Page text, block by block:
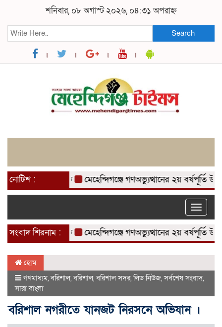
শনিবার, ০৮ অগাস্ট ২০২৬, ০৪:৩১ অপরাহ্ন
Search
নোটিশ :
ব্যবসায়ী আটক মেহেন্দিগঞ্জে গণঅভ্যুত্থানের ২য় বর্ষপূর্তি
Toggle
সংবাদ শিরনাম :
ব্যবসায়ী আটক মেহেন্দিগঞ্জে গণঅভ্যুত্থানের ২য় বর্ষপূর্তি
হোম
গণমাধ্যম,বরিশাল,বরিশাল,বরিশাল সদর,লিড নিউজ,সর্বশেষ সংবাদ,
সারা বাংলা
বরিশাল নগরীতে যানজট নিরসনে অভিযান ।